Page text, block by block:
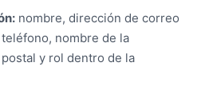
nombre, dirección de correo
nombre de la
y rol dentro de la